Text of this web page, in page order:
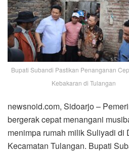
Bupati Subandi Pastikan Penanganan
Kebakaran di Tulangan
newsnoid.com, Sidoarjo –
bergerak cepat menangani
menimpa rumah milik Suliyadi di
Kecamatan Tulangan. Bupati